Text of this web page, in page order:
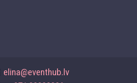
elina@eventhub.lv